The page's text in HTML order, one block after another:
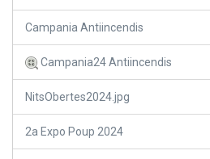
Campania Antiincendis
Campania24 Antiincendis
NitsObertes2024.jpg
2a Expo Poup 2024